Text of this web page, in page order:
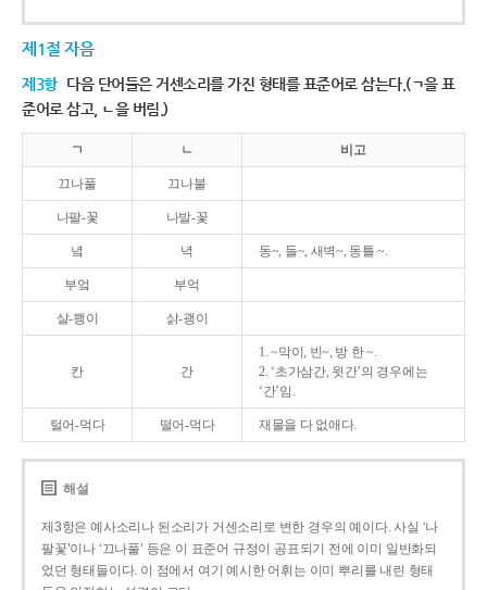
제1절 자음
제3항 다음 단어들은 거센소리를 가진 형태를 표준어로 삼는다.(ㄱ을 표
준어로 삼고, ㄴ을 버림.)
ㄱ ㄴ 비고
끄나풀 끄나불
나팔-꽃 나발-꽃
녘 녁 동~, 들~, 새벽~, 동틀 ~.
부엌 부억
살-쾡이 삵-괭이
칸 간
1. ~막이, 빈~, 방 한 ~.
2. ‘초가삼간, 윗간’의 경우에는
‘간’임.
털어-먹다 떨어-먹다 재물을 다 없애다.
해설
제3항은 예사소리나 된소리가 거센소리로 변한 경우의 예이다. 사실 ‘나
팔꽃’이나 ‘끄나풀’ 등은 이 표준어 규정이 공표되기 전에 이미 일반화되
었던 형태들이다. 이 점에서 여기 예시한 어휘는 이미 뿌리를 내린 형태